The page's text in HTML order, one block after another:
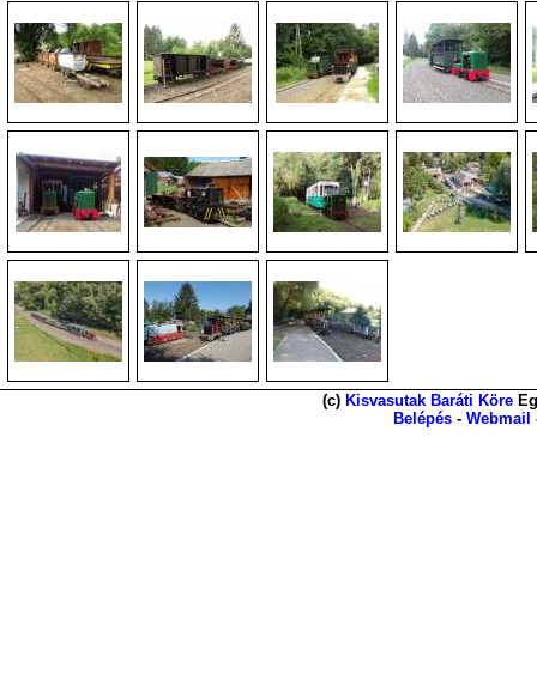
(c) Kisvasutak Baráti Köre
Belépés - Webmail